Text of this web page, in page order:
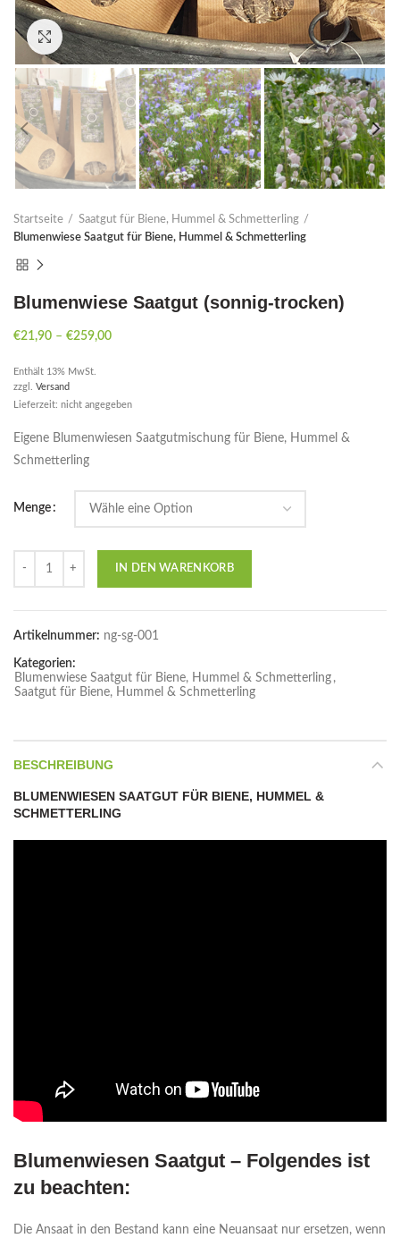
Click to enlarge
Startseite
Saatgut für Biene, Hummel & Schmetterling
Blumenwiese Saatgut für Biene, Hummel & Schmetterling
Blumenwiese Saatgut (sonnig-trocken)
€21,90 – €259,00
Enthält 13% MwSt.
zzgl. Versand
Lieferzeit: nicht angegeben
Eigene Blumenwiesen Saatgutmischung für Biene, Hummel &
Schmetterling
Menge
IN DEN WARENKORB
Artikelnummer: ng-sg-001
Kategorien:
Blumenwiese Saatgut für Biene, Hummel & Schmetterling ,
Saatgut für Biene, Hummel & Schmetterling
BESCHREIBUNG
BLUMENWIESEN SAATGUT FÜR BIENE, HUMMEL &
SCHMETTERLING
Blumenwiesen Saatgut – Folgendes ist
zu beachten:
Die Ansaat in den Bestand kann eine Neuansaat nur ersetzen, wenn